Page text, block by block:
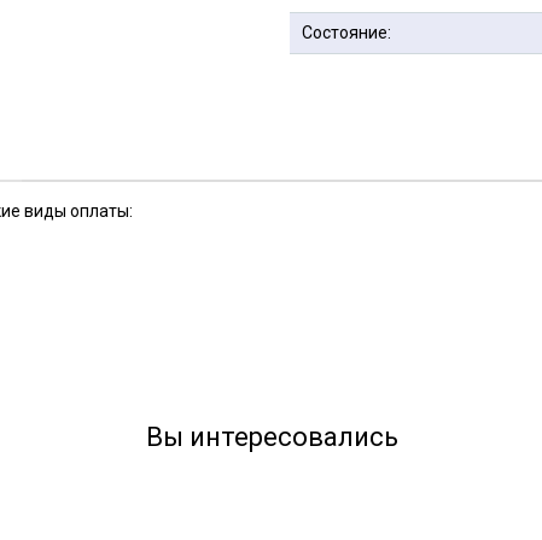
Состояние:
виды оплаты:
Вы интересовались